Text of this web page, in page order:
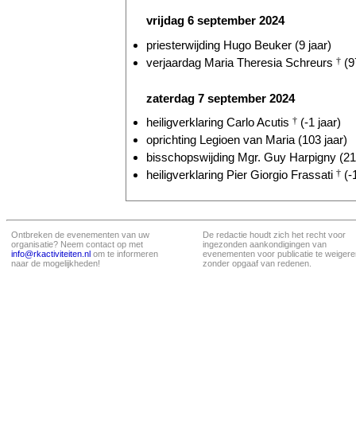
vrijdag 6 september 2024
priesterwijding Hugo Beuker (9 jaar)
verjaardag Maria Theresia Schreurs †
zaterdag 7 september 2024
heiligverklaring Carlo Acutis † (-1 jaar)
oprichting Legioen van Maria (103 jaar)
bisschopswijding Mgr. Guy Harpigny
heiligverklaring Pier Giorgio Frassati † (-
Ontbreken de evenementen van uw
organisatie? Neem contact op met
info@rkactiviteiten.nl om te informeren
naar de mogelijkheden!
De redactie houdt zich het recht voor
ingezonden aankondigingen van
evenementen voor publicatie te
zonder opgaaf van redenen.